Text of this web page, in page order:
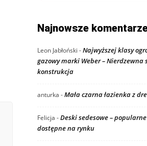
Najnowsze
Leon Jabłoński -Najwyższej klasy
gazowy marki Weber –
konstrukcja
anturka -Mała czarna łazienka z
Felicja -Deski sedesowe –
dostępne na rynku